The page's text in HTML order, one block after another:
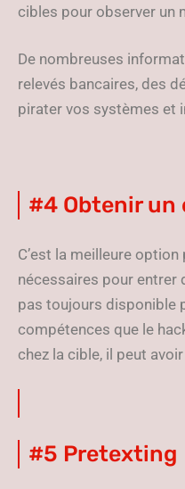
cibles pour observer un
De nombreuses
relevés bancaires, des
pirater vos systèmes et
#4 Obtenir un
C’est la meilleure
nécessaires pour entrer
pas toujours disponible
compétences que le
chez la cible, il peut
#5 Pretexting